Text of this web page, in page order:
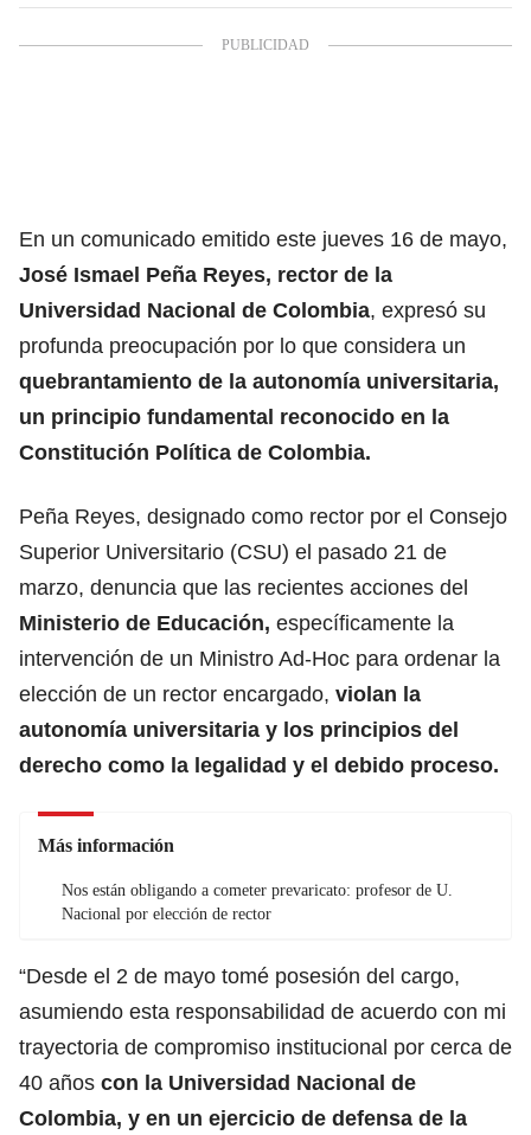
En un comunicado emitido este jueves 16 de mayo,
José Ismael Peña Reyes, rector de la
Universidad Nacional de Colombia, expresó su
profunda preocupación por lo que considera un
quebrantamiento de la autonomía universitaria,
un principio fundamental reconocido en la
Constitución Política de Colombia.
Peña Reyes, designado como rector por el Consejo
Superior Universitario (CSU) el pasado 21 de
marzo, denuncia que las recientes acciones del
Ministerio de Educación, específicamente la
intervención de un Ministro Ad-Hoc para ordenar la
elección de un rector encargado, violan la
autonomía universitaria y los principios del
derecho como la legalidad y el debido proceso.
Más información
Nos están obligando a cometer prevaricato: profesor de U.
Nacional por elección de rector
“Desde el 2 de mayo tomé posesión del cargo,
asumiendo esta responsabilidad de acuerdo con mi
trayectoria de compromiso institucional por cerca de
40 años con la Universidad Nacional de
Colombia, y en un ejercicio de defensa de la